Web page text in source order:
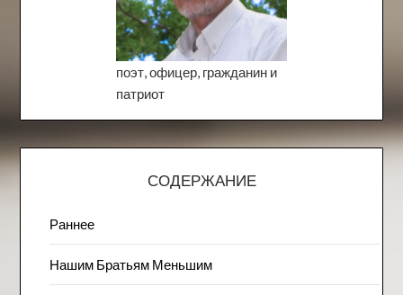
поэт, офицер, гражданин и
патриот
СОДЕРЖАНИЕ
Раннее
Нашим Братьям Меньшим